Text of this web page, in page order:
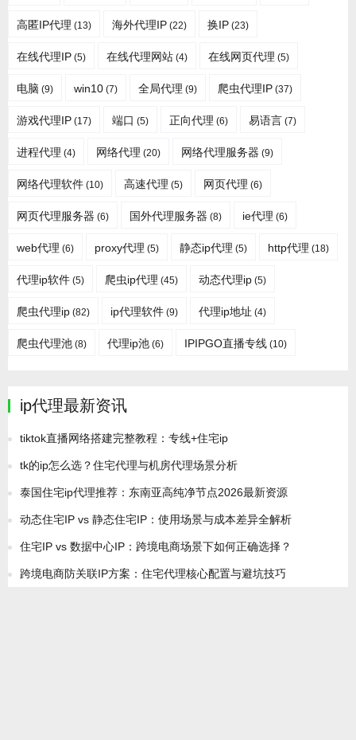
高匿IP代理 (13) 海外代理IP (22) 换IP (23)
在线代理IP (5) 在线代理网站 (4) 在线网页代理 (5)
电脑 (9) win10 (7) 全局代理 (9) 爬虫代理IP (37)
游戏代理IP (17) 端口 (5) 正向代理 (6) 易语言 (7)
进程代理 (4) 网络代理 (20) 网络代理服务器 (9)
网络代理软件 (10) 高速代理 (5) 网页代理 (6)
网页代理服务器 (6) 国外代理服务器 (8) ie代理 (6)
web代理 (6) proxy代理 (5) 静态ip代理 (5) http代理 (18)
代理ip软件 (5) 爬虫ip代理 (45) 动态代理ip (5)
爬虫代理ip (82) ip代理软件 (9) 代理ip地址 (4)
爬虫代理池 (8) 代理ip池 (6) IPIPGO直播专线 (10)
ip代理最新资讯
tiktok直播网络搭建完整教程：专线+住宅ip
tk的ip怎么选？住宅代理与机房代理场景分析
泰国住宅ip代理推荐：东南亚高纯净节点2026最新资源
动态住宅IP vs 静态住宅IP：使用场景与成本差异全解析
住宅IP vs 数据中心IP：跨境电商场景下如何正确选择？
跨境电商防关联IP方案：住宅代理核心配置与避坑技巧